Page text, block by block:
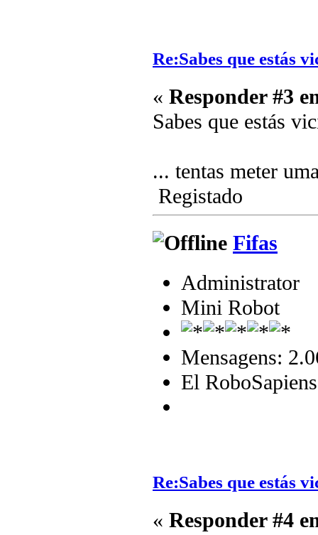
Re:Sabes que estás
« Responder #3
Sabes que estás
... tentas meter
Registado
Fifas
Administrator
Mini Robot
Mensagens:
El RoboSapiens
Re:Sabes que estás
« Responder #4